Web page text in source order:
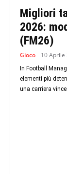
Migliori
2026:
(FM26)
Gioco 10 Aprile
In Football
elementi più
una carriera